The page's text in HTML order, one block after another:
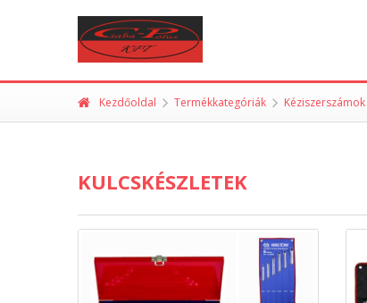
Kezdőoldal Termékkategóriák Kéziszerszámok
KULCSKÉSZLETEK